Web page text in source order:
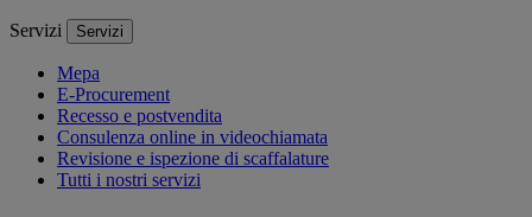
Servizi Servizi
Mepa
E-Procurement
Recesso e postvendita
Consulenza online in videochiamata
Revisione e ispezione di scaffalature
Tutti i nostri servizi